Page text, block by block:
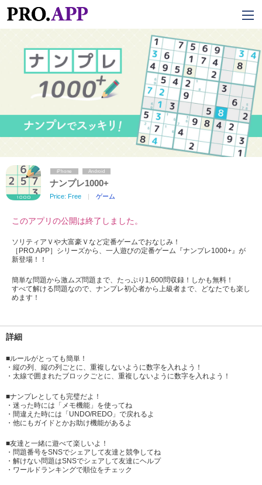
株式会社ピー・ア
iPhone Android
ナンプレ1000+
Price: Free ゲーム
このアプリの公開は終了しました。
ソリティアＶや大富豪Ｖなど定番ゲームでおなじみ！
［PRO.APP］シリーズから、一人遊びの定番ゲーム『ナンプレ1000+』が
新登場！！
簡単な問題から激ムズ問題まで、たっぷり1,600問収録！しかも無料！
すべて解ける問題なので、ナンプレ初心者から上級者まで、どなたでも楽し
めます！
詳細
■ルールがとっても簡単！
・縦の列、縦の列ごとに、重複しないように数字を入れよう！
・太線で囲まれたブロックごとに、重複しないように数字を入れよう！
■ナンプレとしても完璧だよ！
・迷った時には「メモ機能」を使ってね
・間違えた時には「UNDO/REDO」で戻れるよ
・他にもガイドとかお助け機能があるよ
■友達と一緒に遊べて楽しいよ！
・問題番号をSNSでシェアして友達と競争してね
・解けない問題はSNSでシェアして友達にヘルプ
・ワールドランキングで順位をチェック